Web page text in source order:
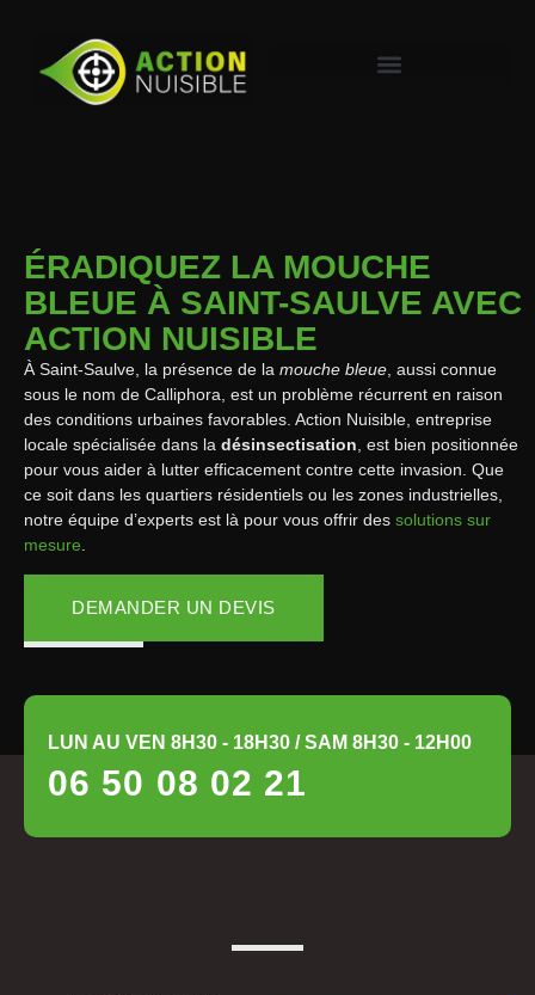
ÉRADIQUEZ LA MOUCHE
BLEUE À SAINT-SAULVE AVEC
ACTION NUISIBLE
À Saint-Saulve, la présence de la mouche bleue , aussi connue
sous le nom de Calliphora, est un problème récurrent en raison
des conditions urbaines favorables. Action Nuisible, entreprise
locale spécialisée dans la désinsectisation , est bien positionnée
pour vous aider à lutter efficacement contre cette invasion. Que
ce soit dans les quartiers résidentiels ou les zones industrielles,
notre équipe d’experts est là pour vous offrir des solutions sur
mesure
DEMANDER UN DEVIS
LUN AU VEN 8H30 - 18H30 / SAM 8H30 - 12H00
06 50 08 02 21